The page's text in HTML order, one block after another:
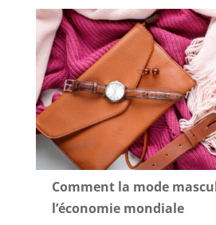
Comment la mode
l’économie mondiale